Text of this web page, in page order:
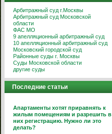
Арбитражный суд г.Москвы
Арбитражный суд Московской
области
ФАС МО
9 апелляционный арбитражный суд
10 апелляционный арбитражный суд
Московский городской суд
Районные суды г. Москвы
Суды Московской области
другие суды
Последние статьи
Апартаменты хотят приравнять к
жилым помещениям и разрешить в
них регистрацию. Нужно ли это
делать?